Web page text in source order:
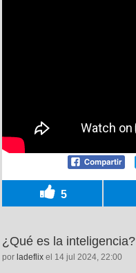
5
¿Qué es la inteligencia?
por ladeflix el 14 jul 2024, 22:00